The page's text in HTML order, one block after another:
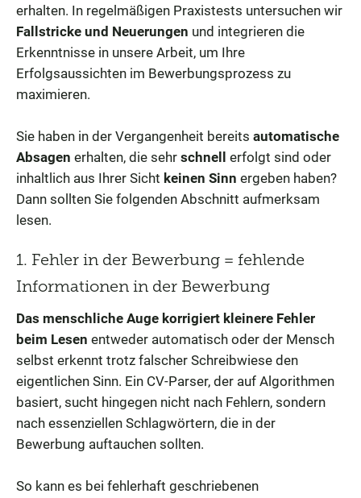
erhalten. In regelmäßigen Praxistests untersuchen wir
Fallstricke und Neuerungen und integrieren die
Erkenntnisse in unsere Arbeit, um Ihre
Erfolgsaussichten im Bewerbungsprozess zu
maximieren.
Sie haben in der Vergangenheit bereits automatische
Absagen erhalten, die sehr schnell
erfolgt sind oder
inhaltlich aus Ihrer Sicht keinen Sinn ergeben haben?
Dann sollten Sie folgenden Abschnitt aufmerksam
lesen.
1. Fehler in der Bewerbung = fehlende
Informationen in der Bewerbung
Das menschliche Auge korrigiert kleinere Fehler
beim Lesen entweder automatisch oder der Mensch
selbst erkennt trotz falscher Schreibwiese den
eigentlichen Sinn. Ein CV-Parser, der auf Algorithmen
basiert, sucht hingegen nicht nach Fehlern, sondern
nach essenziellen Schlagwörtern, die in der
Bewerbung auftauchen sollten.
So kann es bei fehlerhaft geschriebenen